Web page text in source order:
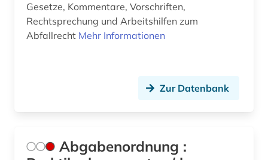
bankvertrag (1)
barbosa (1)
bau- und raumordnungsgesetz 1998 (1)
baukostenermittlung (1)
Gesetze, Kommentare, Vorschriften,
Rechtsprechung und Arbeitshilfen zum
Abfallrecht Mehr Informationen
Zur Datenbank
Abgabenordnung :